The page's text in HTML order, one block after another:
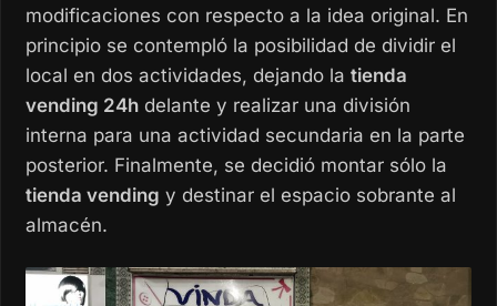
modificaciones con respecto a la idea original. En
principio se contempló la posibilidad de dividir el
local en dos actividades, dejando latienda
vending 24h delante y realizar una división
interna para una actividad secundaria en la parte
posterior. Finalmente, se decidió montar sólo la
tienda vending y destinar el espacio sobrante al
almacén.